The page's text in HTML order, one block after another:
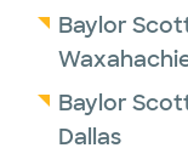
Baylor
Baylor
Dallas